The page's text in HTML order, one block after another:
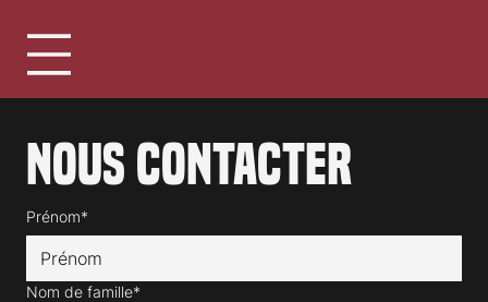
Nous contacter
Prénom*
Nom de famille*